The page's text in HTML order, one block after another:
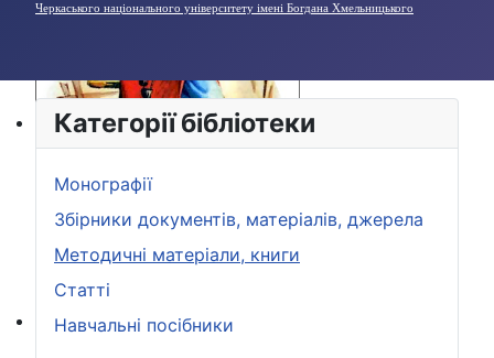
Категорії бібліотеки
Монографії
Збірники документів, матеріалів, джерела
Методичні матеріали, книги
Статті
Навчальні посібники
Черкаського національного університету імені Богдана Хмельницького